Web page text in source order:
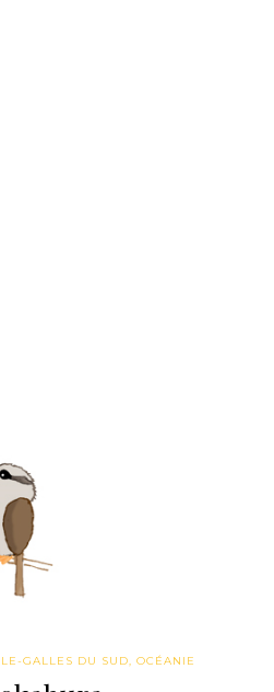
GALLES DU SUD,OCÉANIE